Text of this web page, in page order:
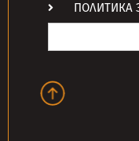
ПОЛИТИКА
Search